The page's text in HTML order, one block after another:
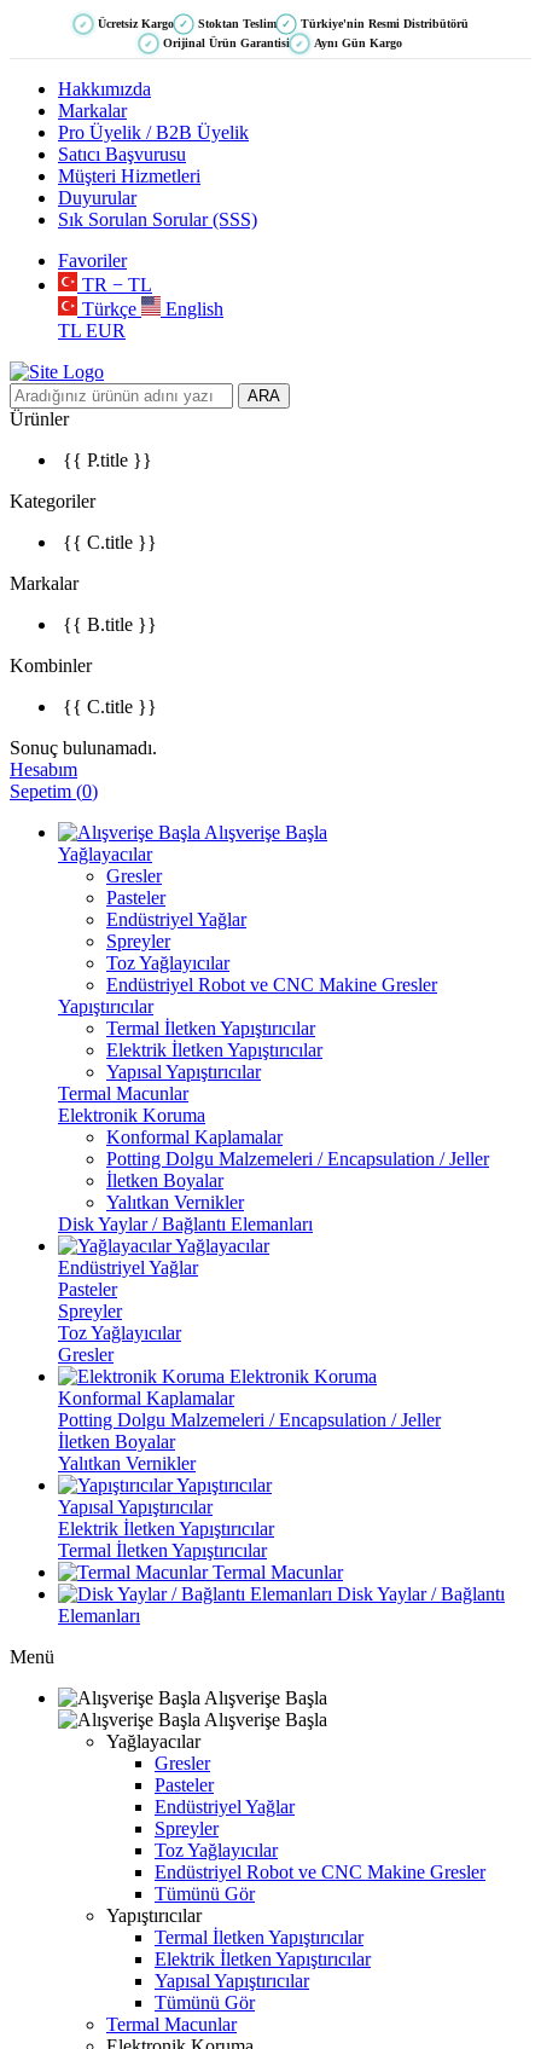
✓ Ücretsiz Kargo ✓ Stoktan Teslim ✓ Türkiye'nin Resmi Distribütörü
✓ Orijinal Ürün Garantisi ✓ Aynı Gün Kargo
Hakkımızda
Markalar
Pro Üyelik / B2B Üyelik
Satıcı Başvurusu
Müşteri Hizmetleri
Duyurular
Sık Sorulan Sorular (SSS)
Favoriler
TR − TL
Türkçe
English
TL EUR
ARA
Ürünler
{{ P.title }}
Kategoriler
{{ C.title }}
Markalar
{{ B.title }}
Kombinler
{{ C.title }}
Sonuç bulunamadı.
Hesabım
Sepetim (0)
Alışverişe Başla
Yağlayacılar
Gresler
Pasteler
Endüstriyel Yağlar
Spreyler
Toz Yağlayıcılar
Endüstriyel Robot ve CNC Makine Gresler
Yapıştırıcılar
Termal İletken Yapıştırıcılar
Elektrik İletken Yapıştırıcılar
Yapısal Yapıştırıcılar
Termal Macunlar
Elektronik Koruma
Konformal Kaplamalar
Potting Dolgu Malzemeleri / Encapsulation / Jeller
İletken Boyalar
Yalıtkan Vernikler
Disk Yaylar / Bağlantı Elemanları
Yağlayacılar
Endüstriyel Yağlar
Pasteler
Spreyler
Toz Yağlayıcılar
Gresler
Elektronik Koruma
Konformal Kaplamalar
Potting Dolgu Malzemeleri / Encapsulation / Jeller
İletken Boyalar
Yalıtkan Vernikler
Yapıştırıcılar
Yapısal Yapıştırıcılar
Elektrik İletken Yapıştırıcılar
Termal İletken Yapıştırıcılar
Termal Macunlar
Disk Yaylar / Bağlantı
Elemanları
Menü
Alışverişe Başla
Alışverişe Başla
Yağlayacılar
Gresler
Pasteler
Endüstriyel Yağlar
Spreyler
Toz Yağlayıcılar
Endüstriyel Robot ve CNC Makine Gresler
Tümünü Gör
Yapıştırıcılar
Termal İletken Yapıştırıcılar
Elektrik İletken Yapıştırıcılar
Yapısal Yapıştırıcılar
Tümünü Gör
Termal Macunlar